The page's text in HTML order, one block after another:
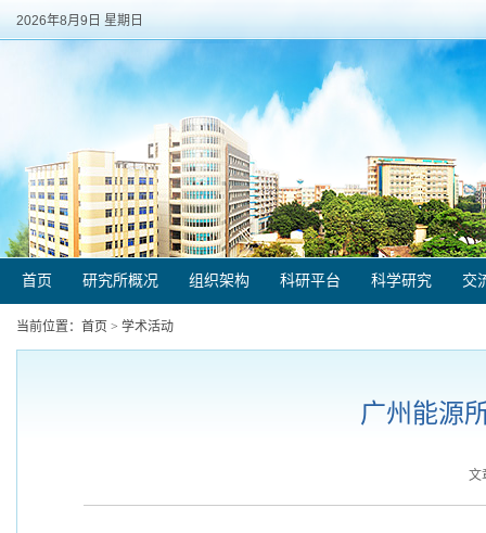
2026年8月9日 星期日
首页 研究所概况 组织架构 科研平台 科学研究 交
当前位置： 首页 > 学术活动
广州能源
文